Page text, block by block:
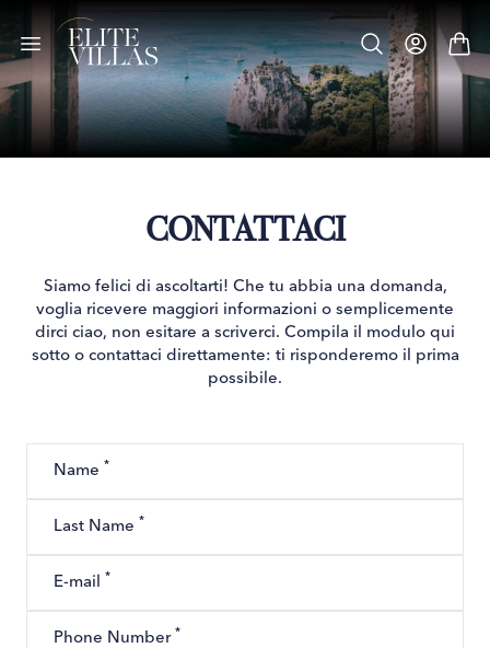
CONTATTACI
Siamo felici di ascoltarti! Che tu abbia una domanda,
voglia ricevere maggiori informazioni o semplicemente
dirci ciao, non esitare a scriverci. Compila il modulo qui
sotto o contattaci direttamente: ti risponderemo il prima
possibile.
Name *
Last Name *
E-mail *
Phone Number *